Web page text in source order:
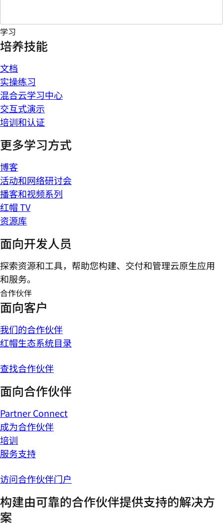
学习
培养技能
文档
实操练习
混合云学习中心
交互式演示
培训和认证
更多学习方式
博客
活动和网络研讨会
播客和视频系列
红帽 TV
资源库
面向开发人员
探索资源和工具，帮助您构建、交付和管理云原生应用
和服务。
合作伙伴
面向客户
我们的合作伙伴
红帽生态系统目录
查找合作伙伴
面向合作伙伴
Partner Connect
成为合作伙伴
培训
服务支持
访问合作伙伴门户
构建由可靠的合作伙伴提供支持的解决方
案